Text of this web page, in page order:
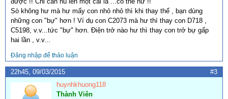
Sò không hư mà hư mấy con nhỏ nhỏ thì khi thay thế , bạn dùng
những con "bự" hơn ! Ví dụ con C2073 mà hư thì thay con D718 ,
C5198, v.v...tức "bự" hơn. Điện trở nào hư thì thay con trở bự gấp
hai lần , v.v...
Đăng nhập để thảo luận
22h45, 09/03/2015
#3
huynhkhuong118
Thành Viên